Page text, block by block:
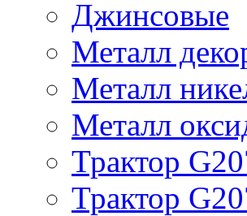
Джинсовые
Металл
Металл
Металл
Трактор
Трактор